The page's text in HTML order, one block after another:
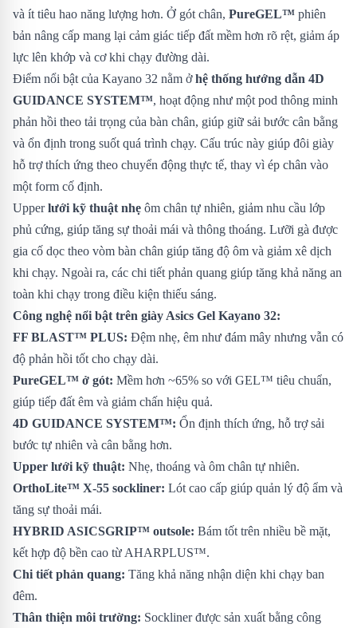
và ít tiêu hao năng lượng hơn. Ở gót chân, PureGEL™ phiên
bản nâng cấp mang lại cảm giác tiếp đất mềm hơn rõ rệt, giảm áp
lực lên khớp và cơ khi chạy đường dài.
Điểm nổi bật của Kayano 32 nằm ởhệ thống hướng dẫn 4D
GUIDANCE SYSTEM™, hoạt động như một pod thông minh
phản hồi theo tải trọng của bàn chân, giúp giữ sải bước cân bằng
và ổn định trong suốt quá trình chạy. Cấu trúc này giúp đôi giày
hỗ trợ thích ứng theo chuyển động thực tế, thay vì ép chân vào
một form cố định.
Upperlưới kỹ thuật nhẹ ôm chân tự nhiên, giảm nhu cầu lớp
phủ cứng, giúp tăng sự thoải mái và thông thoáng. Lưỡi gà được
gia cố dọc theo vòm bàn chân giúp tăng độ ôm và giảm xê dịch
khi chạy. Ngoài ra, các chi tiết phản quang giúp tăng khả năng an
toàn khi chạy trong điều kiện thiếu sáng.
Công nghệ nổi bật trên giày Asics Gel Kayano 32:
FF BLAST™ PLUS: Đệm nhẹ, êm như đám mây nhưng vẫn có
độ phản hồi tốt cho chạy dài.
PureGEL™ ở gót: Mềm hơn ~65% so với GEL™ tiêu chuẩn,
giúp tiếp đất êm và giảm chấn hiệu quả.
4D GUIDANCE SYSTEM™: Ổn định thích ứng, hỗ trợ sải
bước tự nhiên và cân bằng hơn.
Upper lưới kỹ thuật: Nhẹ, thoáng và ôm chân tự nhiên.
OrthoLite™ X-55 sockliner: Lót cao cấp giúp quản lý độ ẩm và
tăng sự thoải mái.
HYBRID ASICSGRIP™ outsole: Bám tốt trên nhiều bề mặt,
kết hợp độ bền cao từ AHARPLUS™.
Chi tiết phản quang: Tăng khả năng nhận diện khi chạy ban
đêm.
Thân thiện môi trường: Sockliner được sản xuất bằng công